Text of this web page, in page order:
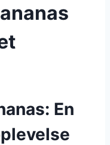
En